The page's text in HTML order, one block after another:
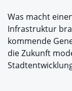
Was macht
Infrastruktur
kommende
die Zukunft